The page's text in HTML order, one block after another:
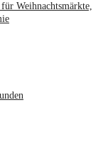
Weihnachtsmärkte,